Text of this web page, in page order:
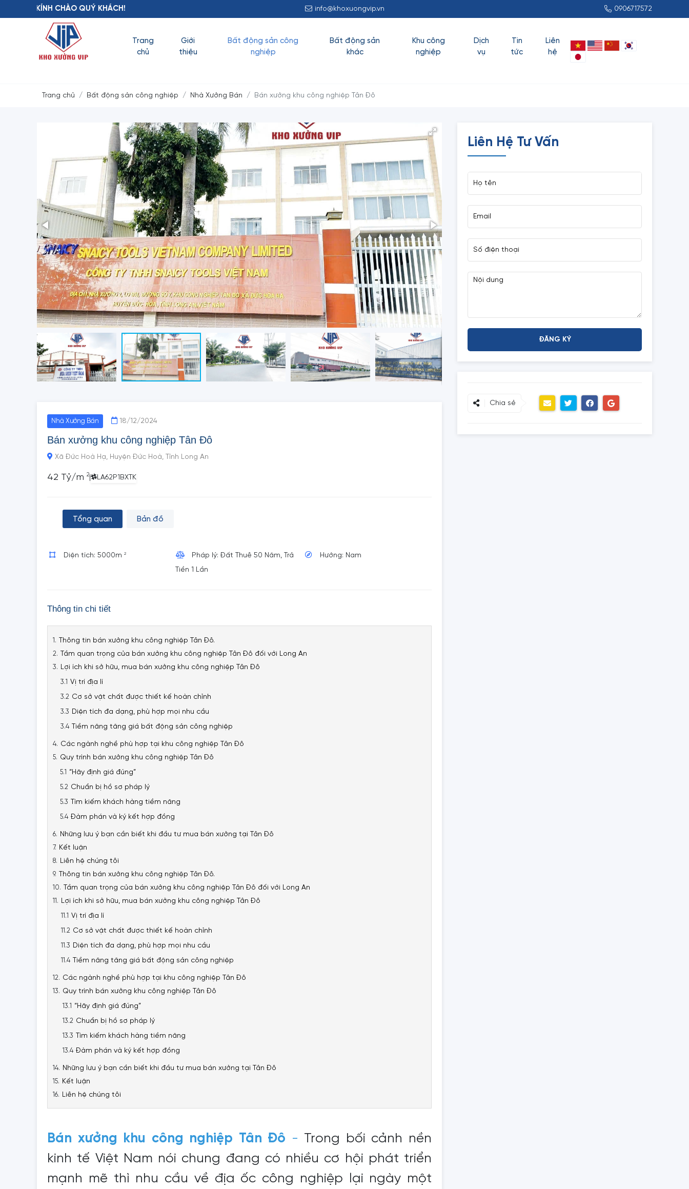
QUÝ KHÁCH! 0906717572
info@khoxuongvip.vn
Trang
chủ
Giới
thiệu
Bất động sản công
nghiệp
Bất động sản
khác
Khu công
nghiệp
Dịch
vụ
Tin
tức
Liên
hệ
Trang chủ Bất động sản công nghiệp Nhà Xưởng Bán Bán xưởng khu công nghiệp Tân Đô
Nhà Xưởng Bán 18/12/2024
Bán xưởng khu công nghiệp Tân Đô
Xã Đức Hoà Hạ, Huyện Đức Hoà, Tỉnh Long An
42 Tỷ/m 2 LA62P1BXTK
Tổng quan Bản đồ
Diện tích: 5000m 2
Pháp lý: Đất Thuê 50 Năm, Trả
Tiền 1 Lần
Hướng: Nam
Thông tin chi tiết
Thông tin bán xưởng khu công nghiệp Tân Đô.
Tầm quan trọng của bán xưởng khu công nghiệp Tân Đô đối với Long An
Lợi ích khi sở hữu, mua bán xưởng khu công nghiệp Tân Đô
Vị trí địa lí
Cơ sở vật chất được thiết kế hoàn chỉnh
Diện tích đa dạng, phù hợp mọi nhu cầu
Tiềm năng tăng giá bất động sản công nghiệp
Các ngành nghề phù hợp tại khu công nghiệp Tân Đô
Quy trình bán xưởng khu công nghiệp Tân Đô
“Hãy định giá đúng”
Chuẩn bị hồ sơ pháp lý
Tìm kiếm khách hàng tiềm năng
Đàm phán và ký kết hợp đồng
Những lưu ý bạn cần biết khi đầu tư mua bán xưởng tại Tân Đô
Kết luận
Liên hệ chúng tôi
Thông tin bán xưởng khu công nghiệp Tân Đô.
Tầm quan trọng của bán xưởng khu công nghiệp Tân Đô đối với Long An
Lợi ích khi sở hữu, mua bán xưởng khu công nghiệp Tân Đô
Vị trí địa lí
Cơ sở vật chất được thiết kế hoàn chỉnh
Diện tích đa dạng, phù hợp mọi nhu cầu
Tiềm năng tăng giá bất động sản công nghiệp
Các ngành nghề phù hợp tại khu công nghiệp Tân Đô
Quy trình bán xưởng khu công nghiệp Tân Đô
“Hãy định giá đúng”
Chuẩn bị hồ sơ pháp lý
Tìm kiếm khách hàng tiềm năng
Đàm phán và ký kết hợp đồng
Những lưu ý bạn cần biết khi đầu tư mua bán xưởng tại Tân Đô
Kết luận
Liên hệ chúng tôi
Bán xưởng khu công nghiệp Tân Đô - Trong bối cảnh nền
kinh tế Việt Nam nói chung đang có nhiều cơ hội phát triển
mạnh mẽ thì nhu cầu về địa ốc công nghiệp lại ngày một
Liên Hệ Tư Vấn
Chia sẻ